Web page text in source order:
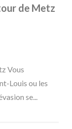
de Metz
Vous
Louis ou les
se...